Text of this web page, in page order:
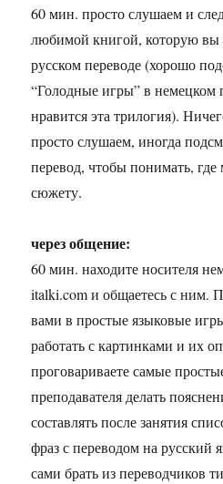
60 мин. просто слушаем и
любимой книгой, которую вы
русском переводе (хорошо
“Голодные игры” в немецком
нравится эта трилогия).
просто слушаем, иногда
перевод, чтобы понимать,
сюжету.
через общение:
60 мин. находите носителя
italki.com и общаетесь с ним.
вами в простые языковые
работать с картинками и их
проговариваете самые
преподавателя делать
составлять после занятия
фраз с переводом на русский
сами брать из переводчиков